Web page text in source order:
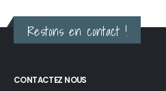
Restons en contact !
CONTACTEZ NOUS